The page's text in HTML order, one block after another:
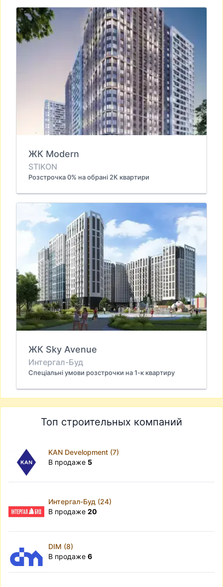
ЖК Modern
STIKON
Розстрочка 0% на обрані 2К квартири
ЖК Sky Avenue
Интергал-Буд
Спеціальні умови розстрочки на 1-к квартиру
Топ строительных компаний
KAN Development (7)
В продаже 5
Интергал-Буд (24)
В продаже 20
DIM (8)
В продаже 6